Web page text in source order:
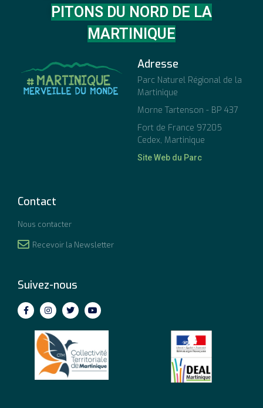
PITONS DU NORD DE LA
MARTINIQUE
Adresse
Parc Naturel Régional de la
Martinique
Morne Tartenson - BP 437
Fort de France 97205
Cedex, Martinique
Site Web du Parc
Contact
Nous contacter
Recevoir la Newsletter
Suivez-nous